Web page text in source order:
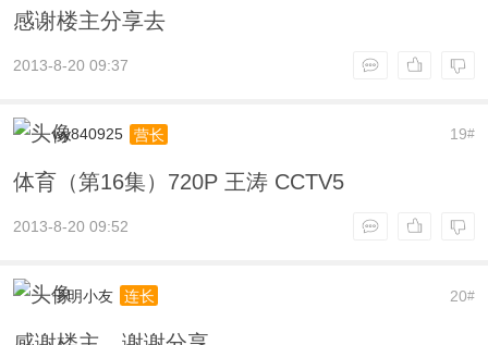
感谢楼主分享去
2013-8-20 09:37
19#
wy840925 营长
体育（第16集）720P 王涛 CCTV5
2013-8-20 09:52
20#
子明小友 连长